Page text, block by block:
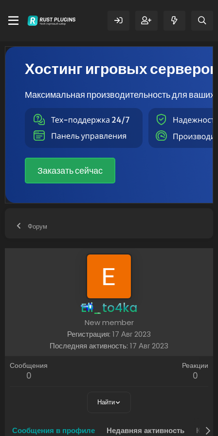
Хостинг игровых серверов
Максимальная производительность для ваших
Заказать сейчас
Форум
Eli_to4ka
New member
Регистрация 17 Авг 2023
Последняя активность 17 Авг 2023
Сообщения
0
Реакции
0
Найти
Сообщения в профиле Недавняя активность